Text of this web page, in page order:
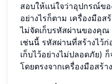
สอบให้แน่ใจว่าอุปกรณ์ข
อย่างไรก็ตาม เครื่องมือส
ไม่จัดเก็บรหัสผ่านของคุ
เช่นนี้ รหัสผ่านที่สร้างไว้
เก็บไว้อย่างไม่ปลอดภัย)
โดยตรงจากเครื่องมือสร้าง